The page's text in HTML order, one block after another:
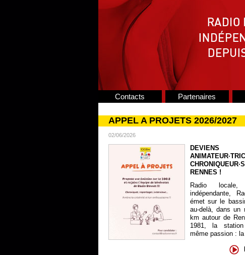
Contacts Partenaires
APPEL A PROJETS 2026/2027
02/06/2026
DEVIENS
RENNES !
Radio
indépendante,
émet sur le
au-delà, dans un
km autour de
1981, la
même passion :